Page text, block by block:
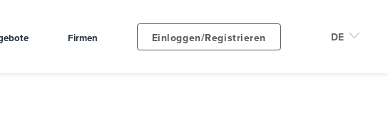
Firmen Einloggen/Registrieren